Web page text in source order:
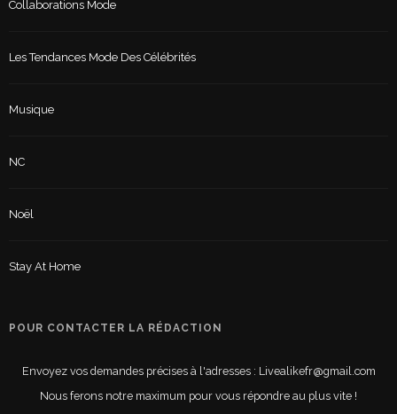
Collaborations Mode
Les Tendances Mode Des Célébrités
Musique
NC
Noël
Stay At Home
POUR CONTACTER LA RÉDACTION
Envoyez vos demandes précises à l'adresses : Livealikefr@gmail.com
Nous ferons notre maximum pour vous répondre au plus vite !